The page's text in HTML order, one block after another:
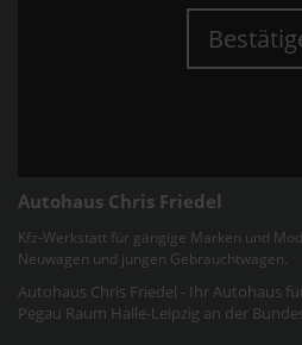
Autohaus Chris Friedel
Kfz-Werkstatt für gängige Marken und
Neuwagen und jungen Gebrauchtwagen.
Autohaus Chris Friedel - Ihr Autohaus
Pegau Raum Halle-Leipzig an der